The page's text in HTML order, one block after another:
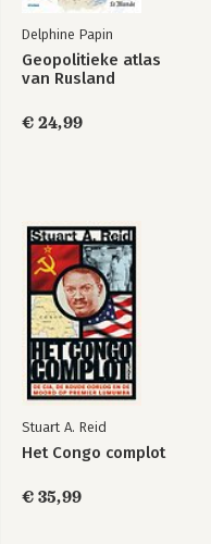
Delphine Papin
Geopolitieke atlas
van Rusland
€ 24,99
Stuart A. Reid
Het Congo complot
€ 35,99